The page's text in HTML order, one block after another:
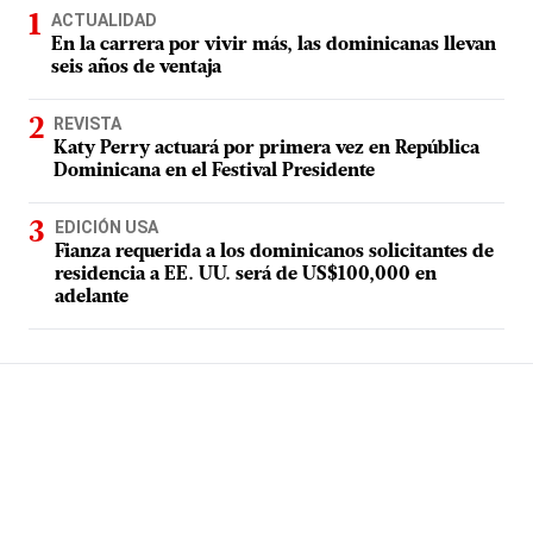
ACTUALIDAD
En la carrera por vivir más, las dominicanas llevan
seis años de ventaja
REVISTA
Katy Perry actuará por primera vez en República
Dominicana en el Festival Presidente
EDICIÓN USA
Fianza requerida a los dominicanos solicitantes de
residencia a EE. UU. será de US$100,000 en
adelante